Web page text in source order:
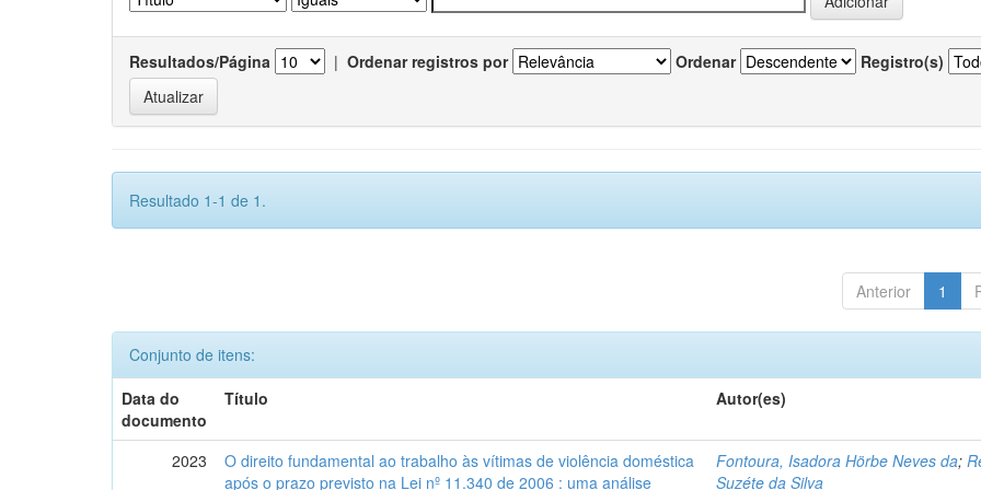
Resultados/Página | Ordenar registros por Ordenar Registro(s)
Resultado 1-1 de 1.
Anterior 1
Conjunto de itens:
Data do
documento
Título Autor(es)
2023
O direito fundamental ao trabalho às vítimas de violência doméstica
após o prazo previsto na Lei nº 11.340 de 2006 : uma análise
Fontoura, Isadora Hörbe Neves da;
Suzéte da Silva